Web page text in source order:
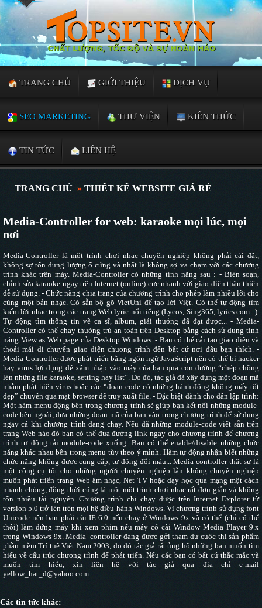
TRANG CHỦ GIỚI THIỆU DỊCH VỤ
SEO MARKETING THƯ VIỆN KIẾN THỨC
TIN TỨC LIÊN HỆ
TRANG CHỦ » THIẾT KẾ WEBSITE GIÁ RẺ
Media-Controller for web: karaoke mọi lúc, mọi
nơi
Media-Controller là một trình chơi nhạc chuyên nghiệp không phải cài đặt,
không sợ tốn dung lượng ổ cứng và nhất là không sợ va chạm với các chương
trình khác trên máy. Media-Controller có những tính năng sau : - Biên soạn,
chỉnh sửa karaoke ngay trên Internet (online) cực nhanh với giao diện thân thiện
dễ sử dụng. - Chức năng chia trang của chương trình cho phép làm nhiều lời cho
cùng một bản nhạc. Có sẵn bộ gõ VietUni để tạo lời Việt. Có thể tự động tìm
kiếm lời nhạc trong các trang Web lyric nổi tiếng (Lycos, Sing365, lyrics.com...).
Tự động tìm thông tin về ca sĩ, album, giải thưởng đã đạt được... - Media-
Controller có thể chạy thường trú an toàn trên Desktop bằng cách sử dụng tính
năng View as Web page của Desktop Windows. - Bạn có thể cải tạo giao diện và
thoải mái di chuyển giao diện chương trình đến bất cứ nơi đâu bạn thích. -
Media-Controller được phát triển bằng ngôn ngữ JavaScript nên có thể bị hacker
hay virus lợi dụng để xâm nhập vào máy của bạn qua con đường “chép chồng
lên những file karaoke, setting hay list”. Do đó, tác giả đã xây dựng một đoạn mã
nhằm phát hiện virus hoặc các “đoạn code có những hành động không mấy tốt
đẹp” chuyên qua mặt browser để truy xuất file. - Đặc biệt dành cho dân lập trình:
Một hàm menu động bên trong chương trình sẽ giúp bạn kết nối những module-
code bên ngoài, đưa những đoạn mã của bạn vào trong chương trình để sử dụng
ngay cả khi chương trình đang chạy. Nếu đã những module-code viết sẵn trên
trang Web nào đó bạn có thể đưa đường link ngay cho chương trình để chương
trình tự động tải module-code xuống. Bạn có thể enable/disable những chức
năng khác nhau bên trong menu tùy theo ý mình. Hàm tự động nhận biết những
chức năng không được cung cấp, tự động đổi màu... Media-controller thật sự là
một công cụ tốt cho những người chuyên nghiệp lẫn không chuyên nghiệp
muốn phát triển trang Web âm nhạc, Net TV hoặc dạy học qua mạng một cách
nhanh chóng, đồng thời cũng là một một trình chơi nhạc rất đơn giản và không
tốn nhiều tài nguyên. Chương trình chỉ chạy được trên Internet Explorer từ
version 5.0 trở lên trên mọi hệ điều hành Windows. Vì chương trình sử dụng font
Unicode nên bạn phải cài IE 6.0 nếu chạy ở Windows 9x và có thể (chỉ có thể
thôi) làm đứng máy khi xem phim nếu máy có cài Window Media Player 9.x
trong Windows 9x. Media–controller đang được gởi tham dự cuộc thi sản phẩm
phần mềm Trí tuệ Việt Nam 2003, do đó tác giả rất ủng hộ những bạn muốn tìm
hiểu về cấu trúc chương trình để phát triển. Nếu các bạn có bất cứ thắc mắc và
muốn tìm hiểu, xin liên hệ với tác giả qua địa chỉ e-mail
yellow_hat_d@yahoo.com.
Các tin tức khác: